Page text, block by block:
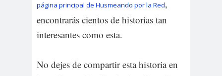
página principal de Husmeando por la Red,
encontrarás cientos de historias tan
interesantes como esta.
No dejes de compartir esta historia en